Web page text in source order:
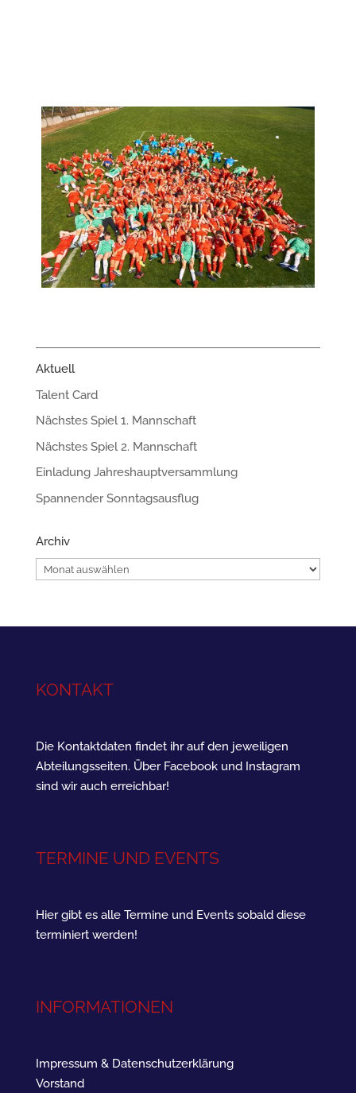
Aktuell
Talent Card
Nächstes Spiel 1. Mannschaft
Nächstes Spiel 2. Mannschaft
Einladung Jahreshauptversammlung
Spannender Sonntagsausflug
Archiv
Archiv
KONTAKT
Die Kontaktdaten findet ihr auf den jeweiligen
Abteilungsseiten. Über Facebook und Instagram
sind wir auch erreichbar!
TERMINE UND EVENTS
Hier gibt es alle Termine und Events sobald diese
terminiert werden!
INFORMATIONEN
Impressum & Datenschutzerklärung
Vorstand